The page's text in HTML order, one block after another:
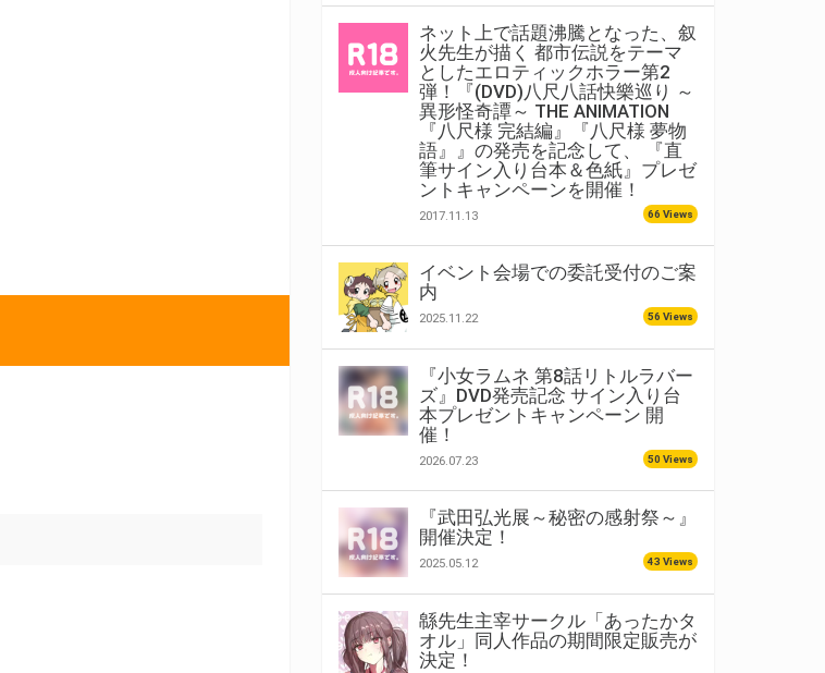
ネット上で話題沸騰となった、叙
火先生が描く 都市伝説をテーマ
としたエロティックホラー第2
弾！『(DVD)八尺八話快樂巡り ～
異形怪奇譚～ THE ANIMATION
『八尺様 完結編』『八尺様 夢物
語』』の発売を記念して、 『直
筆サイン入り台本＆色紙』プレゼ
ントキャンペーンを開催！
2017.11.13 66 Views
イベント会場での委託受付のご案
内
2025.11.22 56 Views
『小女ラムネ 第8話リトルラバー
ズ』DVD発売記念 サイン入り台
本プレゼントキャンペーン 開
催！
2026.07.23 50 Views
『武田弘光展～秘密の感射祭～』
開催決定！
2025.05.12 43 Views
緜先生主宰サークル「あったかタ
オル」同人作品の期間限定販売が
決定！